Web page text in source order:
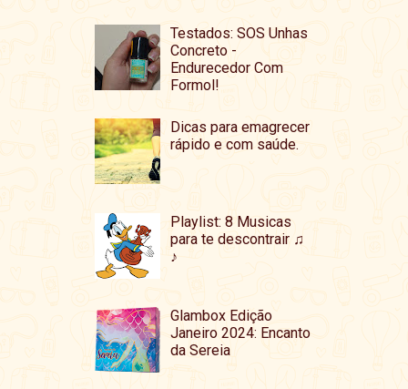
Testados: SOS Unhas
Concreto -
Endurecedor Com
Formol!
Dicas para emagrecer
rápido e com saúde.
Playlist: 8 Musicas
para te descontrair ♫
♪
Glambox Edição
Janeiro 2024: Encanto
da Sereia